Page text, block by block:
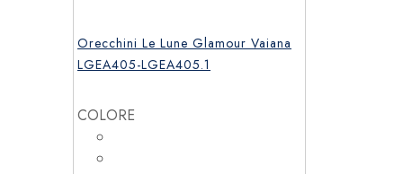
Orecchini Le Lune Glamour Vaiana
LGEA405-LGEA405.1
COLORE